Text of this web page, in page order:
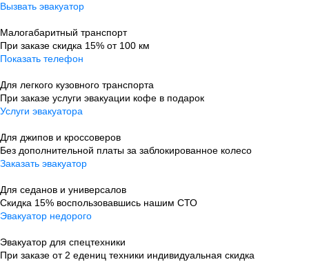
Вызвать эвакуатор
Малогабаритный транспорт
При заказе скидка 15% от 100 км
Показать телефон
Для легкого кузовного транспорта
При заказе услуги эвакуации кофе в подарок
Услуги эвакуатора
Для джипов и кроссоверов
Без дополнительной платы за заблокированное колесо
Заказать эвакуатор
Для седанов и универсалов
Скидка 15% воспользовавшись нашим СТО
Эвакуатор недорого
Эвакуатор для спецтехники
При заказе от 2 едениц техники индивидуальная скидка